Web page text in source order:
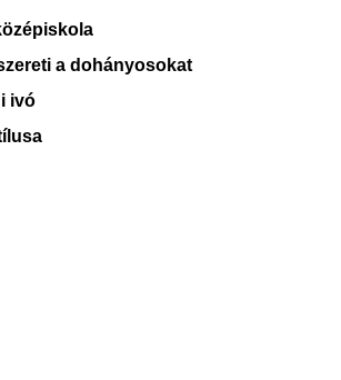
a dohányosokat
ivó